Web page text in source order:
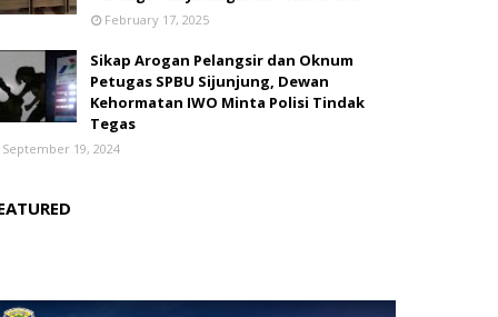
February 17, 2025
Sikap Arogan Pelangsir dan Oknum
Petugas SPBU Sijunjung, Dewan
Kehormatan IWO Minta Polisi Tindak
Tegas
September 19, 2024